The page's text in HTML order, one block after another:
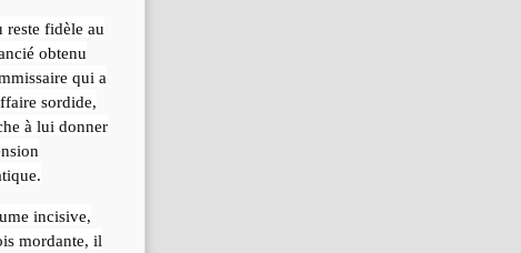
reste fidèle au
obtenu
qui a
sordide,
à lui donner
incisive,
mordante, il